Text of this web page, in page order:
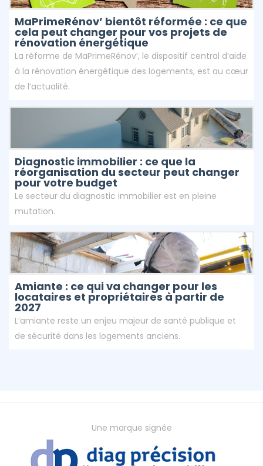
MaPrimeRénov’ bientôt réformée : ce que
cela peut changer pour vos projets de
rénovation énergétique
La réforme de MaPrimeRénov’, le dispositif central d’aide
à la rénovation énergétique des logements, est au cœur
de l’actualité.
Diagnostic immobilier : ce que la
réorganisation du secteur peut changer
pour votre budget
Le secteur du diagnostic immobilier est en pleine
mutation.
Amiante : ce qui va changer pour les
locataires et propriétaires à partir de
2027
L’amiante reste un enjeu majeur de santé publique et
de sécurité dans les logements anciens.
Une marque signée